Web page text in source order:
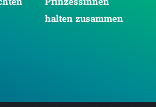
halten zusammen